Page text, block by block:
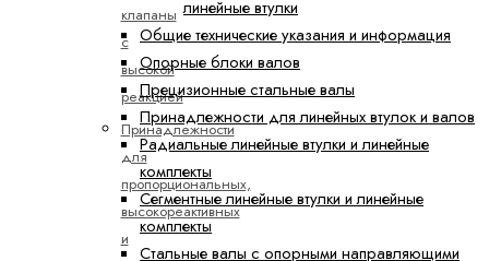
клапаны
с
высокой
реакцией
Принадлежности
для
пропорциональных,
высокореактивных
и
линейные втулки
Общие технические указания и информация
Опорные блоки валов
Прецизионные стальные валы
Принадлежности для линейных втулок и валов
Радиальные линейные втулки и линейные
комплекты
Сегментные линейные втулки и линейные
комплекты
Стальные валы с опорными направляющими